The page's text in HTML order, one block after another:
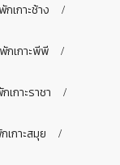
กเกาะช้าง
กเกาะพีพี
เกาะราชา
เกาะสมุย